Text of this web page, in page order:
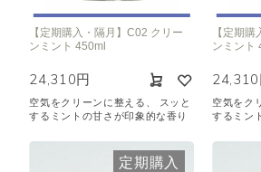
【定期購入・隔月】C02 クリー
ンミント 450ml
24,310円
空気をクリーンに整える、 スッと
するミントの甘さが印象的な香り
【定期
ンミント
24,310
空気をク
するミン
定期購入